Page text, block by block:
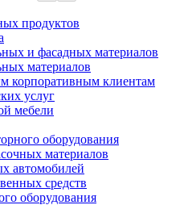
продуктов
и фасадных материалов
материалов
корпоративным клиентам
услуг
мебели
оборудования
материалов
автомобилей
средств
оборудования